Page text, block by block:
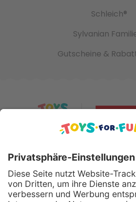
Schleich®
Sylvanian
Gutscheine &
Sicher bezahlen